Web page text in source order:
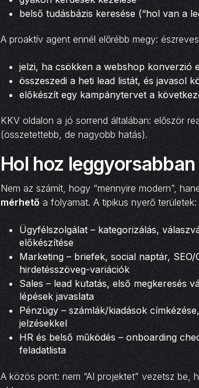
belső tudásbázis keresése (“hol van a
A proaktív agent ennél előrébb megy:
jelzi, ha csökken a webshop konverzió
összeszedi a heti lead listát, és javasol
előkészít egy kampánytervet a
KKV oldalon a jó sorrend általában: először
(összetettebb, de nagyobb hatás).
Hol hoz
Nem az számít, hogy “mennyire modern”,
mérhető a folyamat. A tipikus nyerő területek:
Ügyfélszolgálat – kategorizálás,
előkészítése
Marketing – briefek, social naptár,
hirdetésszöveg-variációk
Sales – lead kutatás, első megkeresés
lépések javaslata
Pénzügy – számlák/kiadások
jelzésekkel
HR és belső működés – onboarding
feladatlista
A közös pont: nem “AI projektet” vezetsz be,